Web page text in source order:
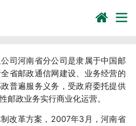
河南省分公司是隶属于中国邮
省邮政通信网建设、业务经营的
普遍服务义务，受政府委托提供
邮政业务实行商业化运营。
革方案，2007年3月，河南省